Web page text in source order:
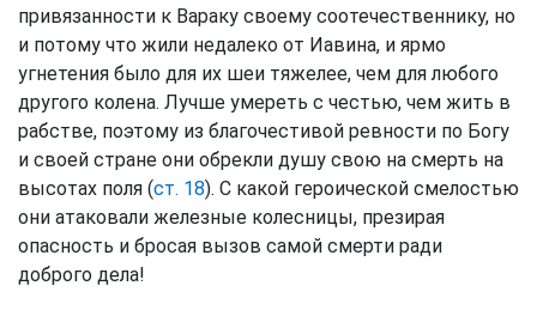
привязанности к Вараку своему соотечественнику, но
и потому что жили недалеко от Иавина, и ярмо
угнетения было для их шеи тяжелее, чем для любого
другого колена. Лучше умереть с честью, чем жить в
рабстве, поэтому из благочестивой ревности по Богу
и своей стране они обрекли душу свою на смерть на
высотах поля (ст. 18). С какой героической смелостью
они атаковали железные колесницы, презирая
опасность и бросая вызов самой смерти ради
доброго дела!